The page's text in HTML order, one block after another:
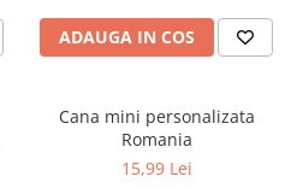
ADAUGA IN COS
Cana mini personalizata
Romania
15,99 Lei